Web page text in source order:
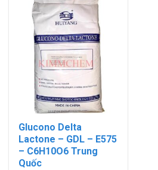
Glucono Delta
Lactone – GDL – E575
– C6H10O6 Trung
Quốc